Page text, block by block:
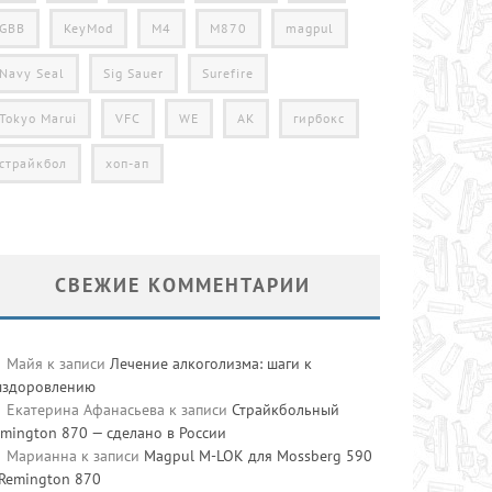
GBB KeyMod M4 M870 magpul
Navy Seal Sig Sauer Surefire
Tokyo Marui VFC WE АК гирбокс
страйкбол хоп-ап
СВЕЖИЕ КОММЕНТАРИИ
Майя к записи Лечение алкоголизма: шаги к
Екатерина Афанасьева к записи Страйкбольный
870 — сделано в России
Марианна к записи Magpul M-LOK для Mossberg 590
870